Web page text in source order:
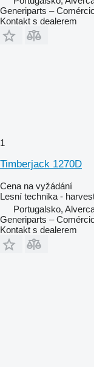
Generiparts –
Kontakt s dealerem
1
Timberjack 1270D
Cena na vyžádání
Lesní technika -
Portugalsko,
Generiparts –
Kontakt s dealerem